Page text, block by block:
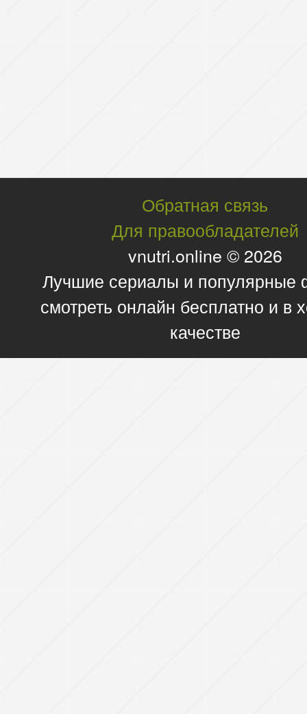
Обратная связь
Для правообладателей
vnutri.online © 2026
Лучшие сериалы и
смотреть онлайн бесплатно и в
качестве